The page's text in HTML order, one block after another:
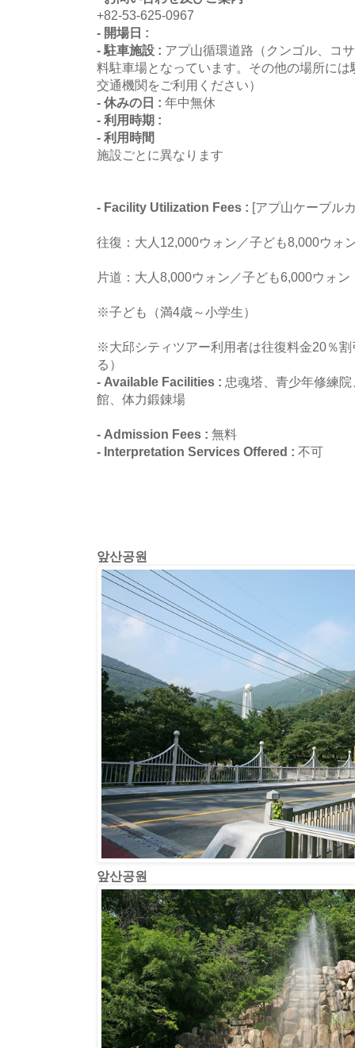
+82-53-625-0967
- 開場日 :
- 駐車施設 : アプ山循環道路（クンゴル、コ
料駐車場となっています。その他の場所に
交通機関をご利用ください）
- 休みの日 : 年中無休
- 利用時期 :
- 利用時間
施設ごとに異なります
- Facility Utilization Fees : [アプ山ケーブル
往復：大人12,000ウォン／子ども8,000ウォ
片道：大人8,000ウォン／子ども6,000ウォン
※子ども（満4歳～小学生）
※大邱シティツアー利用者は往復料金20％
る）
- Available Facilities : 忠魂塔、青少年修練
館、体力鍛錬場
- Admission Fees : 無料
- Interpretation Services Offered : 不可
앞산공원
앞산공원